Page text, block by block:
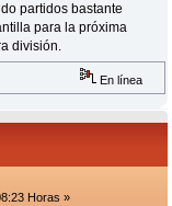
partidos bastante
para la próxima
división.
En línea
Horas »